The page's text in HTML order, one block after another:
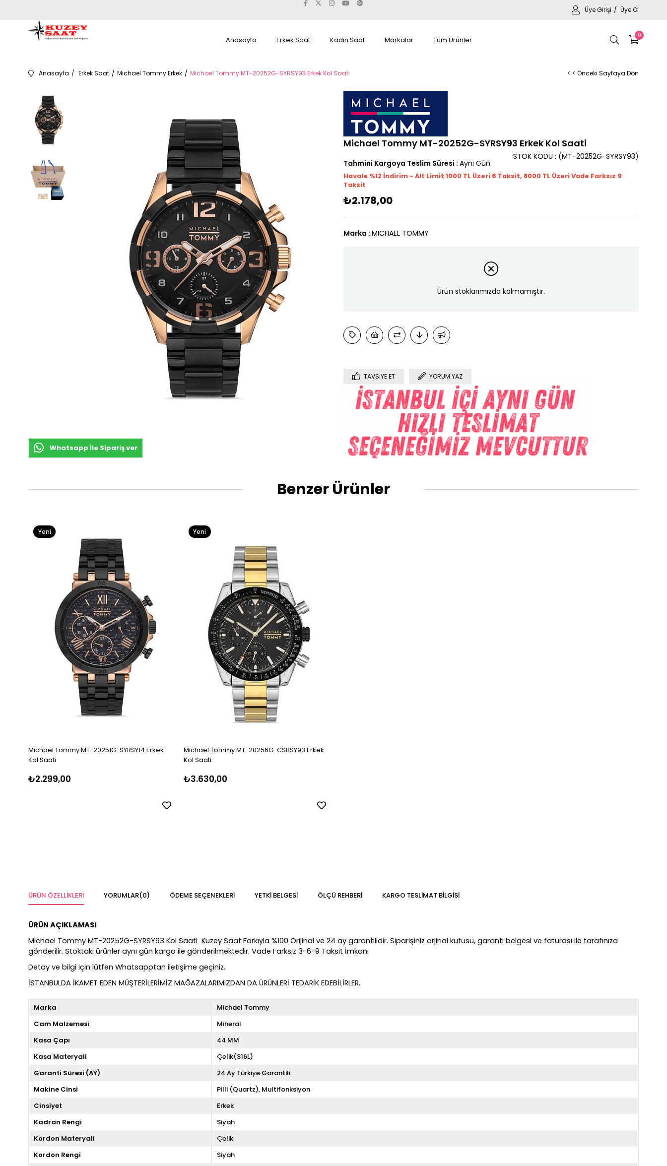
Üye Girişi Üye Ol
0
Anasayfa Erkek Saat Kadın Saat Markalar Tüm Ürünler
Anasayfa Erkek Saat Michael Tommy Erkek Michael Tommy MT-20252G-SYRSY93 Erkek Kol Saati < < Önceki Sayfaya Dön
Whatsapp İle Sipariş ver
Michael Tommy MT-20252G-SYRSY93 Erkek Kol Saati
(MT-20252G-SYRSY93)
STOK KODU
Tahmini Kargoya Teslim Süresi : Aynı Gün
Havale %12 İndirim - Alt Limit 1000 TL Üzeri 6 Taksit, 8000 TL Üzeri Vade Farksız 9
Taksit
₺2.178,00
Marka : MICHAEL TOMMY
Ürün stoklarımızda kalmamıştır.
TAVSIYE ET YORUM YAZ
Benzer Ürünler
Michael Tommy MT-20251G-SYRSY14 Erkek
Kol Saati
₺2.299,00
Yeni
Michael Tommy MT-20256G-CSBSY93 Erkek
Kol Saati
₺3.630,00
Yeni
ÜRÜN ÖZELLIKLERI YORUMLAR(0) ÖDEME SEÇENEKLERI YETKİ BELGESİ ÖLÇÜ REHBERI KARGO TESLIMAT BILGISI
ÜRÜN AÇIKLAMASI
Michael Tommy MT-20252G-SYRSY93 Kol Saati Kuzey Saat Farkıyla %100 Orijinal ve 24 ay garantilidir. Siparişiniz orjinal kutusu, garanti belgesi ve faturası ile tarafınıza
gönderilir. Stoktaki ürünler aynı gün kargo ile gönderilmektedir. Vade Farksız 3-6-9 Taksit İmkanı
Detay ve bilgi için lütfen Whatsapptan iletişime geçiniz..
İSTANBULDA İKAMET EDEN MÜŞTERİLERİMİZ MAĞAZALARIMIZDAN DA ÜRÜNLERİ TEDARİK EDEBİLİRLER..
Marka
Michael Tommy
Cam Malzemesi
Mineral
Kasa Çapı
44 MM
Kasa Materyali
Çelik(316L)
Garanti Süresi (AY)
24 Ay Türkiye Garantili
Makine Cinsi
Pilli (Quartz) Multifonksiyon
Cinsiyet
Erkek
Kadran Rengi
Siyah
Kordon Materyali
Çelik
Kordon Rengi
Siyah